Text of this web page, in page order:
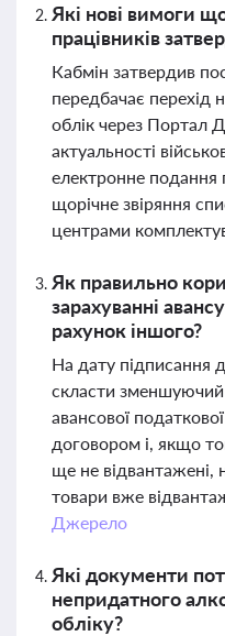
Які нові вимоги
працівників
Кабмін затвердив
передбачає перехід
облік через Портал
актуальності
електронне подання
щорічне звіряння
центрами
Як правильно
зарахуванні
рахунок іншого?
На дату підписання
скласти
авансової
договором і, якщо
ще не
товари вже
Джерело
Які документи
непридатного
обліку?